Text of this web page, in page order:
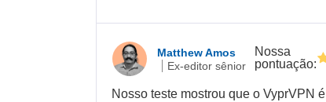
Matthew Amos
Ex-editor sênior
Nossa
pontuação:
Nosso teste mostrou que o VyprVPN é